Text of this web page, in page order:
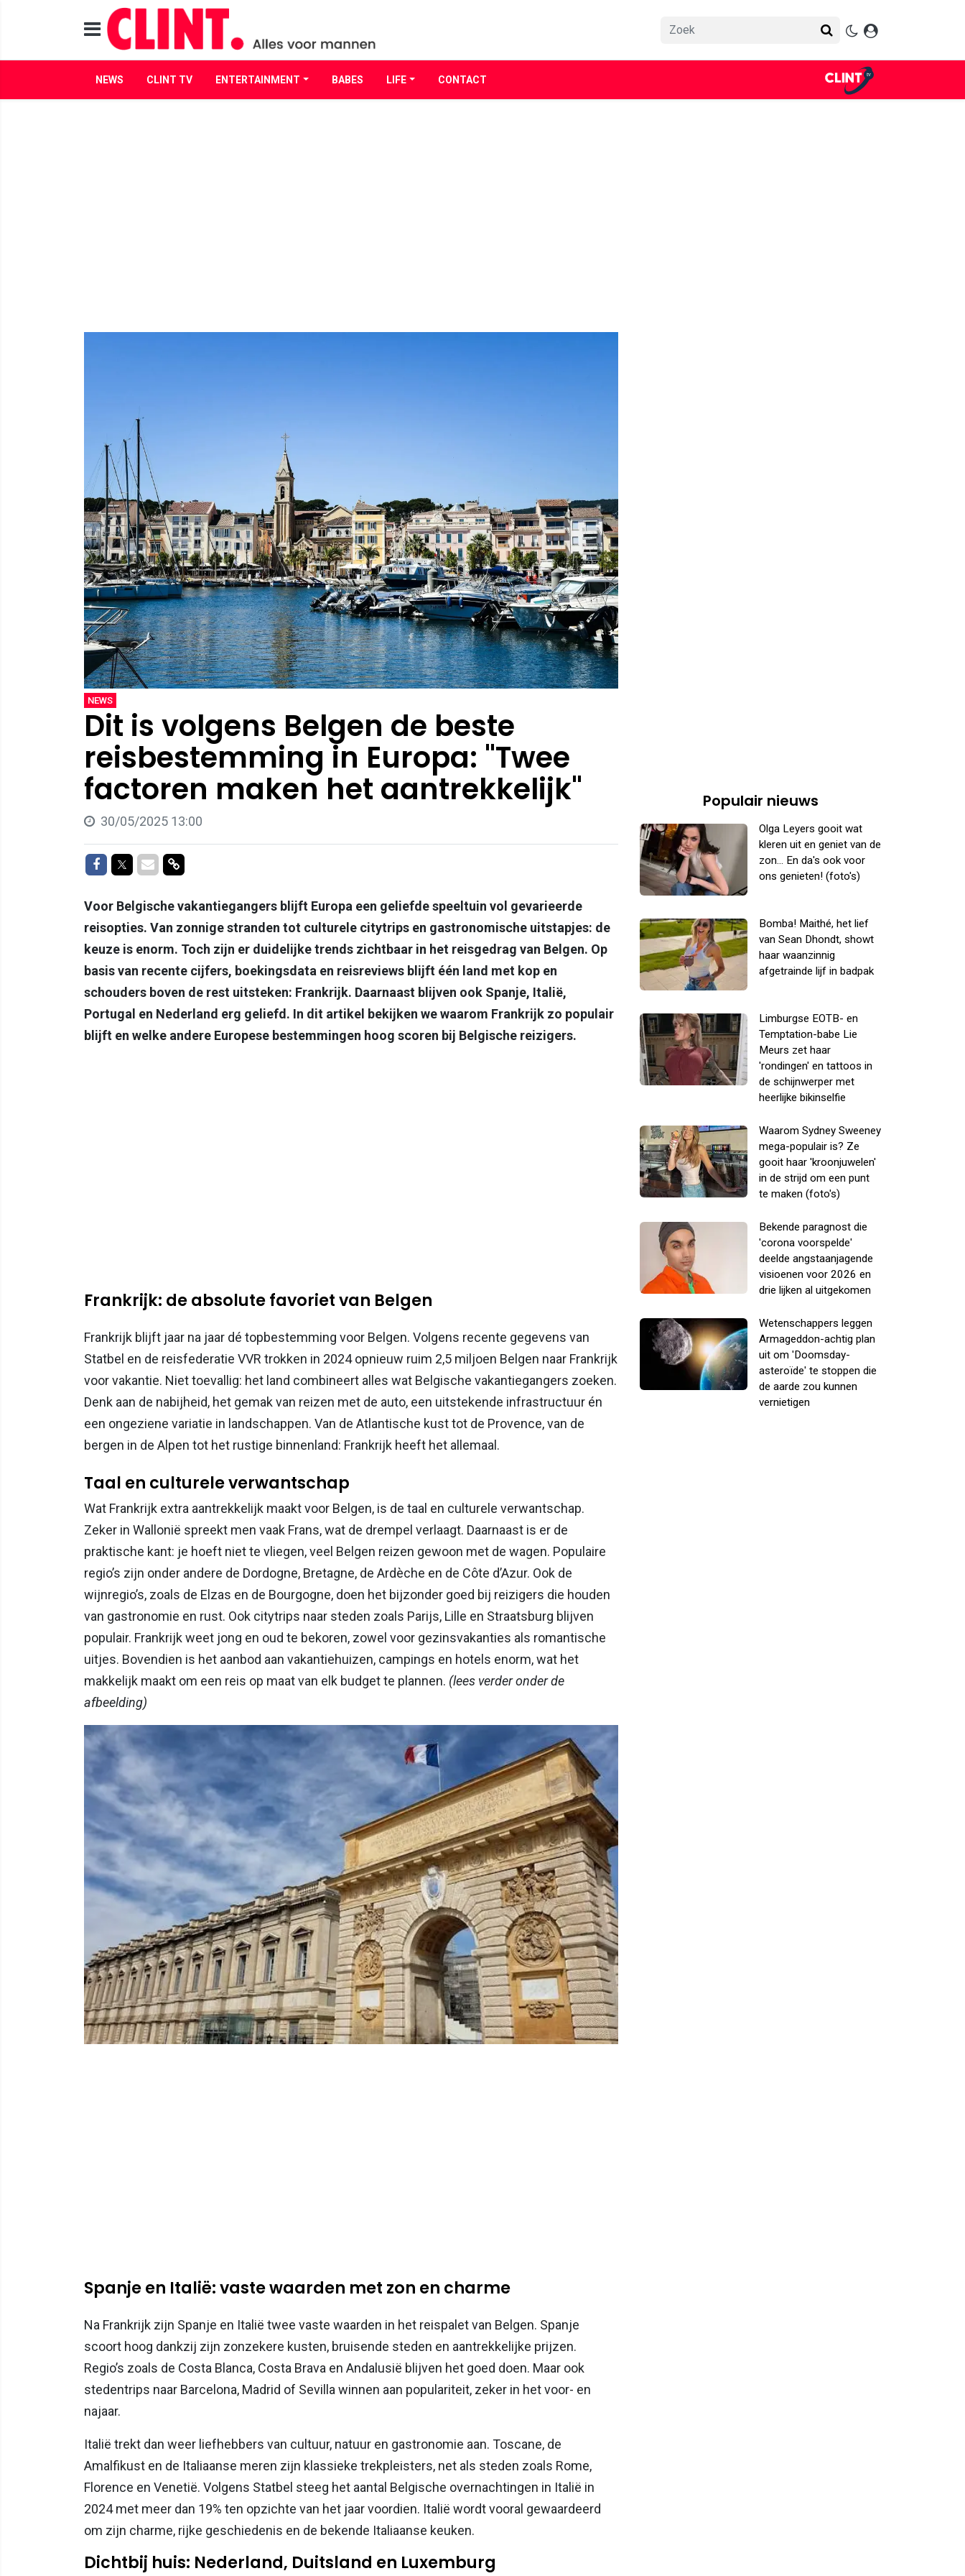
NEWS CLINT TV ENTERTAINMENT BABES LIFE CONTACT
NEWS
Dit is volgens Belgen de beste
reisbestemming in Europa: "Twee
factoren maken het aantrekkelijk"
30/05/2025 13:00
Delen op Facebook
Delen op Twitter
Delen via Mail
Delen via link
Voor Belgische vakantiegangers blijft Europa een geliefde speeltuin vol gevarieerde
reisopties. Van zonnige stranden tot culturele citytrips en gastronomische uitstapjes: de
keuze is enorm. Toch zijn er duidelijke trends zichtbaar in het reisgedrag van Belgen. Op
basis van recente cijfers, boekingsdata en reisreviews blijft één land met kop en
schouders boven de rest uitsteken: Frankrijk. Daarnaast blijven ook Spanje, Italië,
Portugal en Nederland erg geliefd. In dit artikel bekijken we waarom Frankrijk zo populair
blijft en welke andere Europese bestemmingen hoog scoren bij Belgische reizigers.
Frankrijk: de absolute favoriet van Belgen
Frankrijk blijft jaar na jaar dé topbestemming voor Belgen. Volgens recente gegevens van
Statbel en de reisfederatie VVR trokken in 2024 opnieuw ruim 2,5 miljoen Belgen naar Frankrijk
voor vakantie. Niet toevallig: het land combineert alles wat Belgische vakantiegangers zoeken.
Denk aan de nabijheid, het gemak van reizen met de auto, een uitstekende infrastructuur én
een ongeziene variatie in landschappen. Van de Atlantische kust tot de Provence, van de
bergen in de Alpen tot het rustige binnenland: Frankrijk heeft het allemaal.
Taal en culturele verwantschap
Wat Frankrijk extra aantrekkelijk maakt voor Belgen, is de taal en culturele verwantschap.
Zeker in Wallonië spreekt men vaak Frans, wat de drempel verlaagt. Daarnaast is er de
praktische kant: je hoeft niet te vliegen, veel Belgen reizen gewoon met de wagen. Populaire
regio’s zijn onder andere de Dordogne, Bretagne, de Ardèche en de Côte d’Azur. Ook de
wijnregio’s, zoals de Elzas en de Bourgogne, doen het bijzonder goed bij reizigers die houden
van gastronomie en rust. Ook citytrips naar steden zoals Parijs, Lille en Straatsburg blijven
populair. Frankrijk weet jong en oud te bekoren, zowel voor gezinsvakanties als romantische
uitjes. Bovendien is het aanbod aan vakantiehuizen, campings en hotels enorm, wat het
makkelijk maakt om een reis op maat van elk budget te plannen. (lees verder onder de
afbeelding)
Spanje en Italië: vaste waarden met zon en charme
Na Frankrijk zijn Spanje en Italië twee vaste waarden in het reispalet van Belgen. Spanje
scoort hoog dankzij zijn zonzekere kusten, bruisende steden en aantrekkelijke prijzen.
Regio’s zoals de Costa Blanca, Costa Brava en Andalusië blijven het goed doen. Maar ook
stedentrips naar Barcelona, Madrid of Sevilla winnen aan populariteit, zeker in het voor- en
najaar.
Italië trekt dan weer liefhebbers van cultuur, natuur en gastronomie aan. Toscane, de
Amalfikust en de Italiaanse meren zijn klassieke trekpleisters, net als steden zoals Rome,
Florence en Venetië. Volgens Statbel steeg het aantal Belgische overnachtingen in Italië in
2024 met meer dan 19% ten opzichte van het jaar voordien. Italië wordt vooral gewaardeerd
om zijn charme, rijke geschiedenis en de bekende Italiaanse keuken.
Dichtbij huis: Nederland, Duitsland en Luxemburg
Populair nieuws
Olga Leyers gooit wat
kleren uit en geniet van de
zon... En da's ook voor
ons genieten! (foto's)
Bomba! Maithé, het lief
van Sean Dhondt, showt
haar waanzinnig
afgetrainde lijf in badpak
Limburgse EOTB- en
Temptation-babe Lie
Meurs zet haar
'rondingen' en tattoos in
de schijnwerper met
heerlijke bikinselfie
Waarom Sydney Sweeney
mega-populair is? Ze
gooit haar 'kroonjuwelen'
in de strijd om een punt
te maken (foto's)
Bekende paragnost die
'corona voorspelde'
deelde angstaanjagende
visioenen voor 2026 en
drie lijken al uitgekomen
Wetenschappers leggen
Armageddon-achtig plan
uit om 'Doomsday-
asteroïde' te stoppen die
de aarde zou kunnen
vernietigen